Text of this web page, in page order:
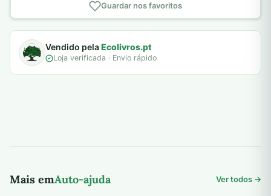
Guardar nos favoritos
Vendido pelaEcolivros.pt
Loja verificada · Envio rápido
Mais emAuto-ajuda Ver todos →